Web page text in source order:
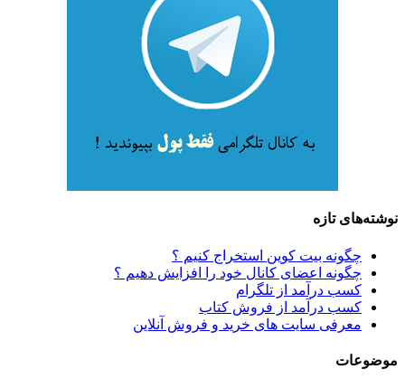
نوشته‌های تازه
چگونه بیت کوین استخراج کنیم ؟
چگونه اعضای کانال خود را افزایش دهیم ؟
کسب درآمد از تلگرام
کسب درآمد از فروش کتاب
معرفی سایت های خرید و فروش آنلاین
موضوعات